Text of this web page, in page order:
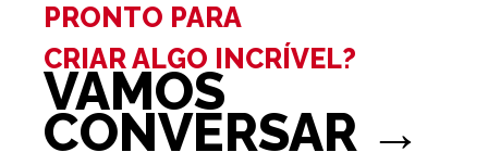
PRONTO PARA
CRIAR ALGO INCRÍVEL? ​
VAMOS
CONVERSAR →